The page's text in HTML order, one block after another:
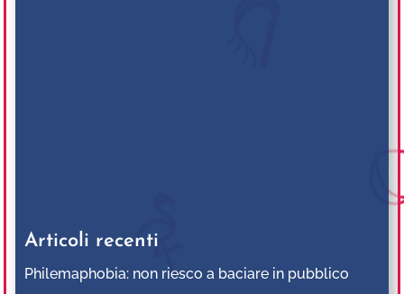
Articoli recenti
Philemaphobia: non riesco a baciare in pubblico